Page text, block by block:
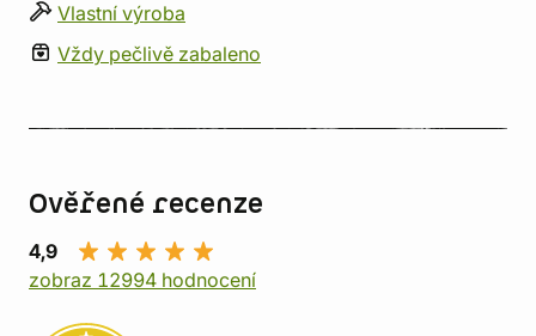
Vlastní výroba
Vždy pečlivě zabaleno
Ověřené recenze
4,9
zobraz 12994 hodnocení